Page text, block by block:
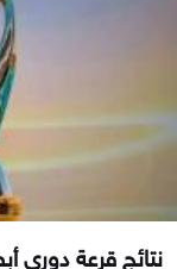
نتائج قرعة دوري